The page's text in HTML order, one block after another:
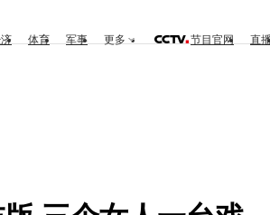
体育 军事 更多 节目官网 直